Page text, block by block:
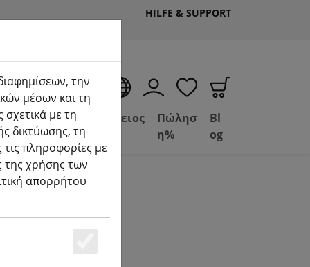
HILFE & SUPPORT
Deal
Depot
Βασίλειος
Πώλησ
η%
Bl
og
LiFe
την
μέσων και τη
με τη
δικτύωσης, τη
πληροφορίες με
της χρήσης των
απορρήτου